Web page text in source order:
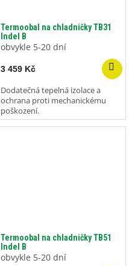
Termoobal na chladničky TB31
Indel B
obvykle 5-20 dní
3 459 Kč
Dodatečná tepelná izolace a
ochrana proti mechanickému
poškození.
Termoobal na chladničky TB51
Indel B
obvykle 5-20 dní